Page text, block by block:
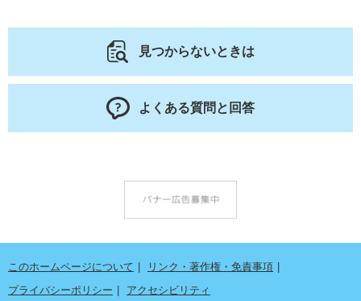
見つからないときは
よくある質問と回答
このホームページについて
リンク・著作権・免責事項
プライバシーポリシー
アクセシビリティ